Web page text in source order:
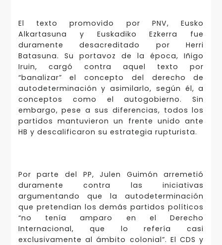
El texto promovido por PNV, Eusko
Alkartasuna y Euskadiko Ezkerra fue
duramente desacreditado por Herri
Batasuna. Su portavoz de la época, Iñigo
Iruin, cargó contra aquel texto por
“banalizar” el concepto del derecho de
autodeterminación y asimilarlo, según él, a
conceptos como el autogobierno. Sin
embargo, pese a sus diferencias, todos los
partidos mantuvieron un frente unido ante
HB y descalificaron su estrategia rupturista.
Por parte del PP, Julen Guimón arremetió
duramente contra las iniciativas
argumentando que la autodeterminación
que pretendían los demás partidos políticos
“no tenía amparo en el Derecho
Internacional, que lo refería casi
exclusivamente al ámbito colonial”. El CDS y